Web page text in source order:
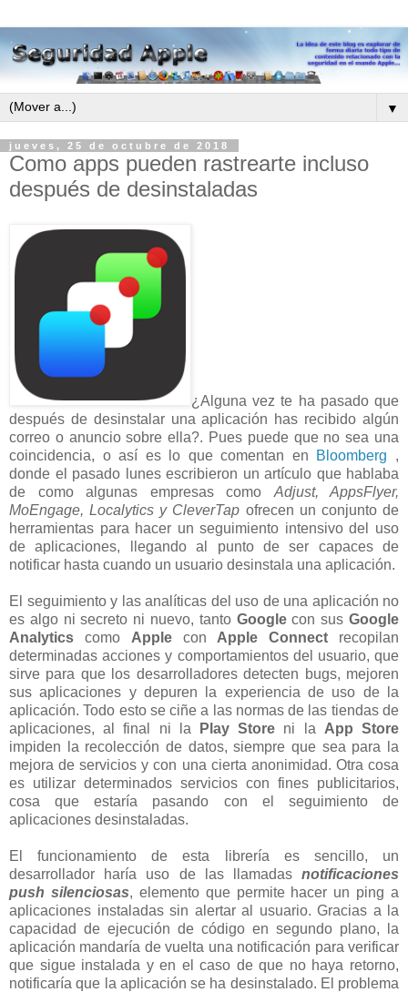
▼
jueves, 25 de octubre de 2018
Como apps pueden rastrearte incluso
después de desinstaladas
¿Alguna vez te ha pasado que
después de desinstalar una aplicación has recibido algún
correo o anuncio sobre ella?. Pues puede que no sea una
coincidencia, o así es lo que comentan en Bloomberg ,
donde el pasado lunes escribieron un artículo que hablaba
de como algunas empresas como Adjust, AppsFlyer,
MoEngage, Localytics y CleverTap ofrecen un conjunto de
herramientas para hacer un seguimiento intensivo del uso
de aplicaciones, llegando al punto de ser capaces de
notificar hasta cuando un usuario desinstala una aplicación.
El seguimiento y las analíticas del uso de una aplicación no
es algo ni secreto ni nuevo, tanto Googlecon susGoogle
Analytics como Applecon Apple Connect recopilan
determinadas acciones y comportamientos del usuario, que
sirve para que los desarrolladores detecten bugs, mejoren
sus aplicaciones y depuren la experiencia de uso de la
aplicación. Todo esto se ciñe a las normas de las tiendas de
aplicaciones, al final ni la
Play Store ni la App Store
impiden la recolección de datos, siempre que sea para la
mejora de servicios y con una cierta anonimidad. Otra cosa
es utilizar determinados servicios con fines publicitarios,
cosa que estaría pasando con el seguimiento de
aplicaciones desinstaladas.
El funcionamiento de esta librería es sencillo, un
desarrollador haría uso de las llamadas notificaciones
push silenciosas, elemento que permite hacer un ping a
aplicaciones instaladas sin alertar al usuario. Gracias a la
capacidad de ejecución de código en segundo plano, la
aplicación mandaría de vuelta una notificación para verificar
que sigue instalada y en el caso de que no haya retorno,
notificaría que la aplicación se ha desinstalado. El problema